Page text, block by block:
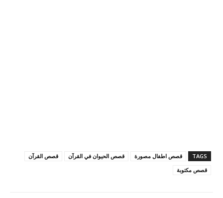
TAGS قصص اطفال مصورة قصص الحيوان في القرآن
قصص القرآن
قصص مكتوبة